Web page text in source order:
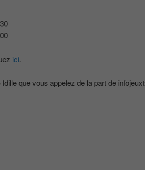
ici.
Idille que vous appelez de la part de